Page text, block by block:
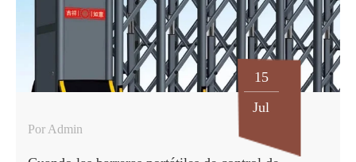
15
Jul
Por Admin